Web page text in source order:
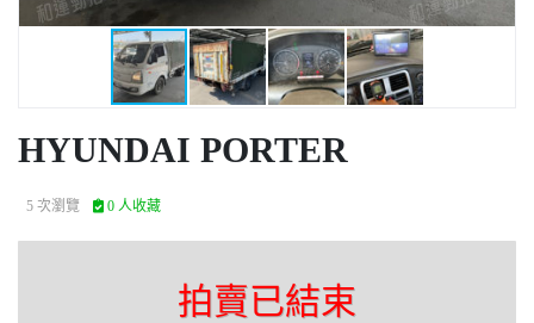
HYUNDAI PORTER
5 次瀏覽 0 人收藏
拍賣已結束